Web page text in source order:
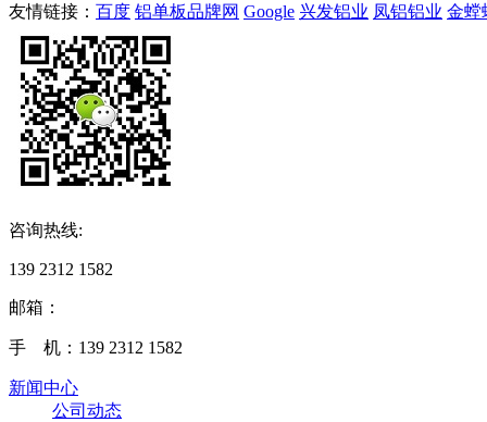
友情链接： 百度 铝单板品牌网 Google 兴发铝业 凤铝铝业 金螳
咨询热线:
139 2312 1582
邮箱：
手 机：139 2312 1582
新闻中心
公司动态